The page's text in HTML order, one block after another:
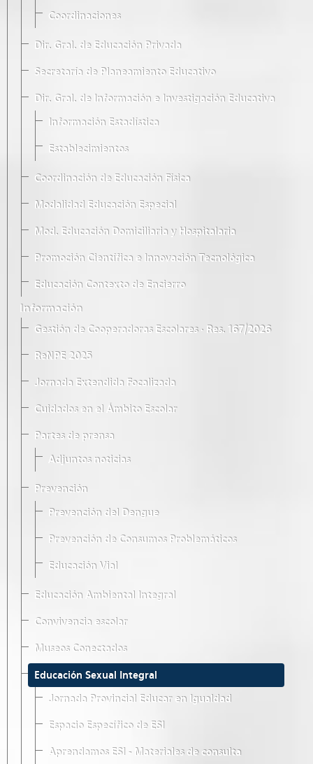
Coordinaciones
Dir. Gral. de Educación Privada
Secretaría de Planeamiento Educativo
Dir. Gral. de Información e Investigación Educativa
Información Estadística
Establecimientos
Coordinación de Educación Física
Modalidad Educación Especial
Mod. Educación Domiciliaria y Hospitalaria
Promoción Científica e Innovación Tecnológica
Educación Contexto de Encierro
Información
Gestión de Cooperadoras Escolares · Res. 167/2026
ReNPE 2025
Jornada Extendida Focalizada
Cuidados en el Ámbito Escolar
Partes de prensa
Adjuntos noticias
Prevención
Prevención del Dengue
Prevención de Consumos Problemáticos
Educación Vial
Educación Ambiental Integral
Convivencia escolar
Museos Conectados
Educación Sexual Integral
Jornada Provincial Educar en Igualdad
Espacio Específico de ESI
Aprendamos ESI - Materiales de consulta